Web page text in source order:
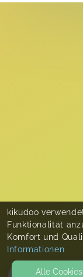
kikudoo
Funktionalität
Komfort und
Informationen
Alle Cookies